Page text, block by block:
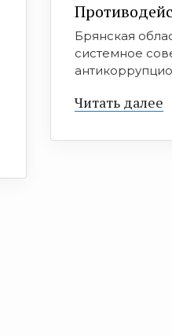
Брянская
системное
Читать далее